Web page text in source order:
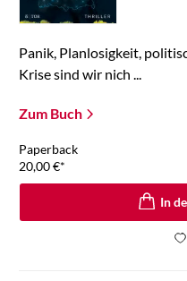
Panik, Planlosigkeit,
Krise sind wir nich ...
Zum Buch
Paperback
20,00€*
In